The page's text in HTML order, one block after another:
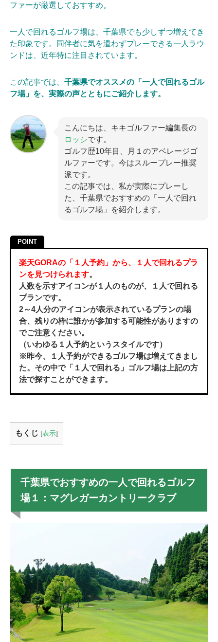
ファーが厳選しておすすめ。
一人で回れるゴルフ場は、千葉県でも少しずつ増えてき
た印象です。同伴者に気を遣わずプレーできる一人ラウ
ンドは、近年特に注目されています。
この記事では、 千葉県でオススメの「一人で回れるゴル
フ場」を、実際の声とともにご紹介します。
こんにちは、キキゴルファー編集長の
ロッシです。
ゴルフ歴10年目、月１のアベレージゴ
ルファーです。今はスループレー推奨
派です。
この記事では、私が実際にプレーし
た、千葉県でおすすめの「一人で回れ
るゴルフ場」を紹介します。
POINT
楽天GORAの「１人予約」から、１人で回れるプラ
ンを見つけられます。
人数を示すアイコンが１人のものが、１人で回れる
プランです。
2～4人分のアイコンが表示されているプランの場
合、残りの枠に誰かが参加する可能性がありますの
でご注意ください。
（いわゆる１人予約というスタイルです）
※昨今、１人予約ができるゴルフ場は増えてきまし
た。その中で「１人で回れる」ゴルフ場は上記の方
法で探すことができます。
もくじ [表示]
千葉県でおすすめの一人で回れるゴルフ
場１：マグレガーカントリークラブ